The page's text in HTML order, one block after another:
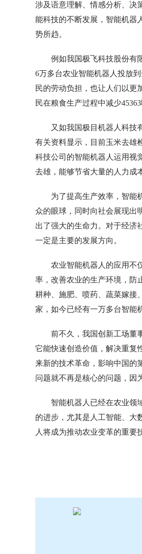
涉及语意理解、情感分析、决
能科技的不断发展，智能机器
势所趋。
例如我国极飞科技股份有
6万多台农业智能机器人投放
民的劳动负担，也让人们以更
民在粮食生产过程中减少
又如我国极目机器人科技
有关资料显示，目前玉米去雄
科技公司的智能机器人运用视
去雄，能够节省大量的人力成
为了提高生产效率，智能
众的眼球，同时向社会展现出
出了强大的生命力。对于经济
一定是主要的发展方向。
农业智能机器人的应用不
率，改善农业的生产环境，防
耕种、施肥、喷药、蔬菜嫁接
家，如今已经有一万多台智能
前不久，我国创新工场董
它能快速创造价值，解决重复
来新的技术革命，影响中国的
问题就不再是核心的问题，因
智能机器人已经在农业领
的进步，尤其是人工智能、大
人将成为推动农业变革的重要